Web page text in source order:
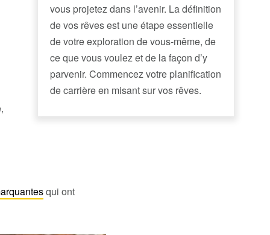
vous projetez dans l’avenir. La définition
de vos rêves est une étape essentielle
de votre exploration de vous-même, de
ce que vous voulez et de la façon d’y
parvenir. Commencez votre planification
de carrière en misant sur vos rêves.
qui ont